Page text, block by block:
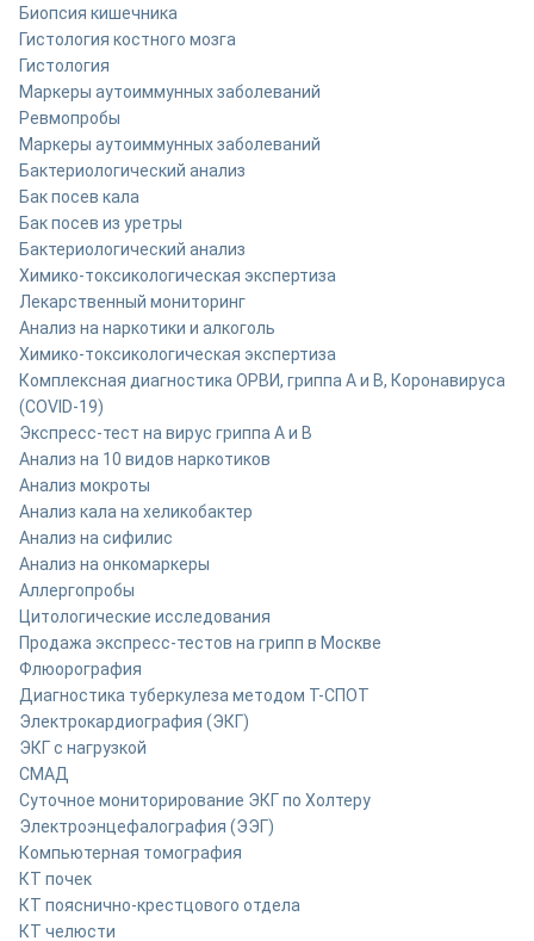
Биопсия кишечника
Гистология костного мозга
Гистология
Маркеры аутоиммунных заболеваний
Ревмопробы
Маркеры аутоиммунных заболеваний
Бактериологический анализ
Бак посев кала
Бак посев из уретры
Бактериологический анализ
Химико-токсикологическая экспертиза
Лекарственный мониторинг
Анализ на наркотики и алкоголь
Химико-токсикологическая экспертиза
Комплексная диагностика ОРВИ, гриппа A и B, Коронавируса
(COVID-19)
Экспресс-тест на вирус гриппа А и В
Анализ на 10 видов наркотиков
Анализ мокроты
Анализ кала на хеликобактер
Анализ на сифилис
Анализ на онкомаркеры
Аллергопробы
Цитологические исследования
Продажа экспресс-тестов на грипп в Москве
Флюорография
Диагностика туберкулеза методом Т-СПОТ
Электрокардиография (ЭКГ)
ЭКГ с нагрузкой
СМАД
Суточное мониторирование ЭКГ по Холтеру
Электроэнцефалография (ЭЭГ)
Компьютерная томография
КТ почек
КТ пояснично-крестцового отдела
КТ челюсти